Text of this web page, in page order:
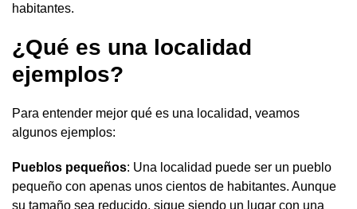
habitantes.
¿Qué es una localidad
ejemplos?
Para entender mejor qué es una localidad, veamos
algunos ejemplos:
Pueblos pequeños: Una localidad puede ser un pueblo
pequeño con apenas unos cientos de habitantes. Aunque
su tamaño sea reducido, sigue siendo un lugar con una